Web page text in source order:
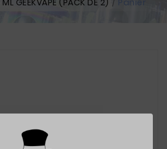
GEEKVAPE (PACK DE 2)
Panier